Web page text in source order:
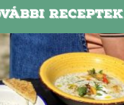
RECEPTEK